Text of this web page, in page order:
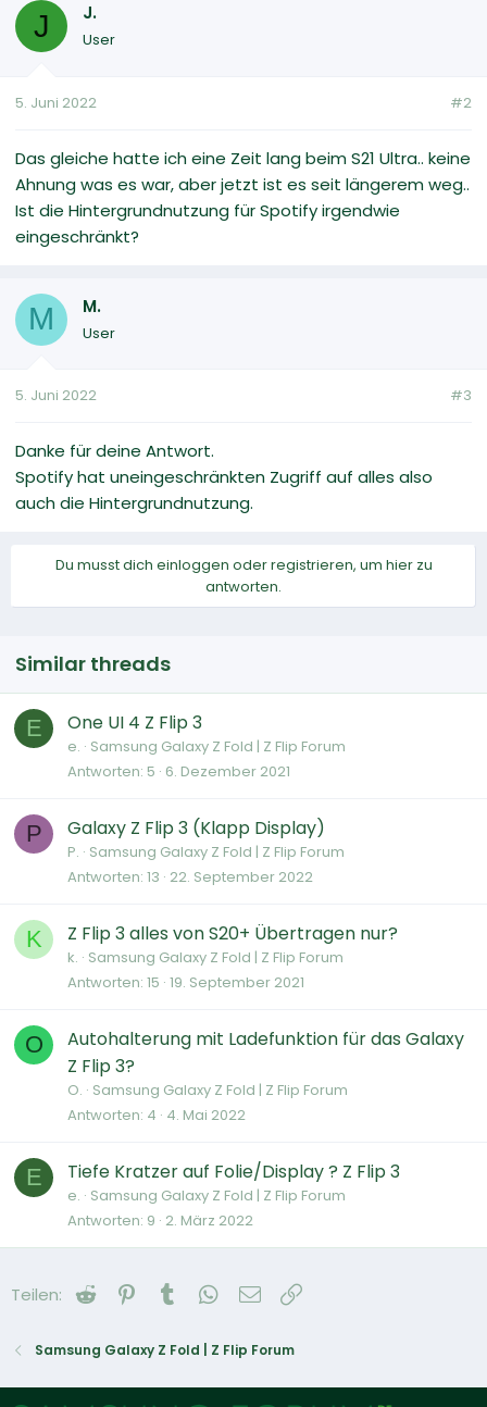
J J.
User
5. Juni 2022 #2
Das gleiche hatte ich eine Zeit lang beim S21 Ultra.. keine
Ahnung was es war, aber jetzt ist es seit längerem weg..
Ist die Hintergrundnutzung für Spotify irgendwie
eingeschränkt?
M M.
User
5. Juni 2022 #3
Danke für deine Antwort.
Spotify hat uneingeschränkten Zugriff auf alles also
auch die Hintergrundnutzung.
Du musst dich einloggen oder registrieren, um hier zu
antworten.
Similar threads
E One UI 4 Z Flip 3
e. Samsung Galaxy Z Fold | Z Flip Forum
Antworten 5 6. Dezember 2021
P Galaxy Z Flip 3 (Klapp Display)
P. Samsung Galaxy Z Fold | Z Flip Forum
Antworten 13 22. September 2022
K Z Flip 3 alles von S20+ Übertragen nur?
k. Samsung Galaxy Z Fold | Z Flip Forum
Antworten 15 19. September 2021
O
Autohalterung mit Ladefunktion für das Galaxy
Z Flip 3?
O. Samsung Galaxy Z Fold | Z Flip Forum
Antworten 4 4. Mai 2022
E Tiefe Kratzer auf Folie/Display ? Z Flip 3
e. Samsung Galaxy Z Fold | Z Flip Forum
Antworten 9 2. März 2022
Teilen: Reddit Pinterest
Tumblr WhatsApp
E-Mail
Samsung Galaxy Z Fold | Z Flip Forum